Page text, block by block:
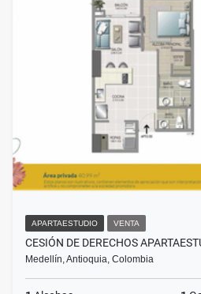
APARTAESTUDIO VENTA
CESIÓN DE DERECHOS
Medellín, Antioquia, Colombia